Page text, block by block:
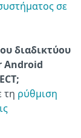
σε
διαδικτύου
Android
τη ρύθμιση